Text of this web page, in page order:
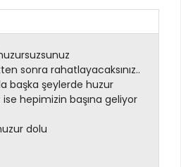
sonra rahatlayacaksınız..
başka şeylerde huzur
hepimizin başına geliyor
dolu